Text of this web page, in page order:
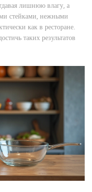
лишнюю влагу, а
стейками, нежными
как в ресторане.
таких результатов